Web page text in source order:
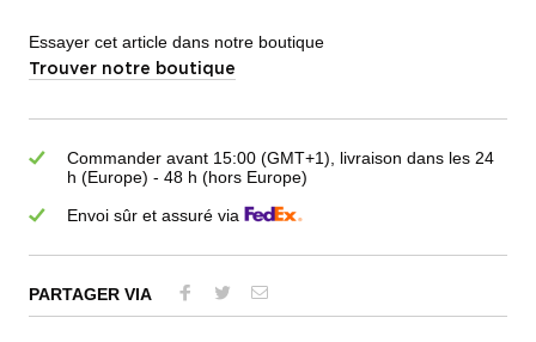
Essayer cet article dans notre boutique
Trouver notre boutique
Commander avant 15:00 (GMT+1), livraison dans les 24
h (Europe) - 48 h (hors Europe)
Envoi sûr et assuré via
PARTAGER VIA